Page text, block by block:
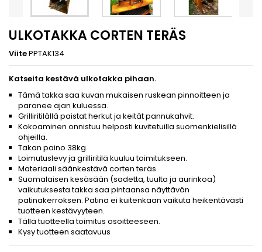
ULKOTAKKA CORTEN TERÄS
ViitePPTAK134
Katseita kestävä ulkotakka pihaan.
Tämä takka saa kuvan mukaisen ruskean pinnoitteen ja
paranee ajan kuluessa.
Grilliritilällä paistat herkut ja keität pannukahvit.
Kokoaminen onnistuu helposti kuvitetuilla suomenkielisillä
ohjeilla.
Takan paino 38kg
Loimutuslevy ja grilliritilä kuuluu toimitukseen.
Materiaali säänkestävä corten teräs.
Suomalaisen kesäsään (sadetta, tuulta ja aurinkoa)
vaikutuksesta takka saa pintaansa näyttävän
patinakerroksen. Patina ei kuitenkaan vaikuta heikentävästi
tuotteen kestävyyteen.
Tällä tuotteella toimitus osoitteeseen.
Kysy tuotteen saatavuus